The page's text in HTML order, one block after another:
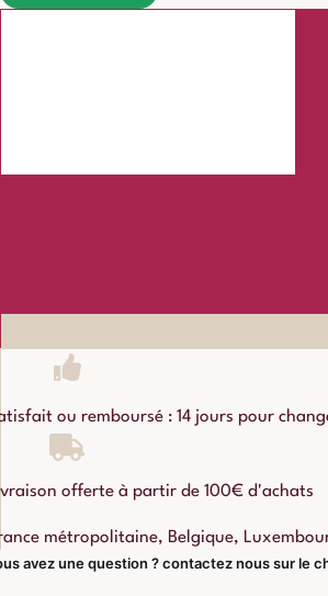
ou remboursé : 14 jours pour
offerte à partir de 100€ d'achats
métropolitaine, Belgique,
avez une question ? contactez nous sur le